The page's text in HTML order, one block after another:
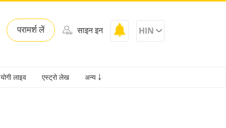
परामर्श लें साइन इन HIN
योगी लाइव एस्ट्रो लेख अन्य ￬